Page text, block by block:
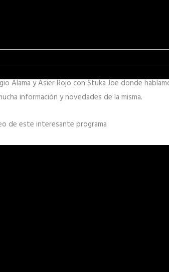
Alama y Asier Rojo con Stuka Joe donde
información y novedades de la misma.
de este interesante programa